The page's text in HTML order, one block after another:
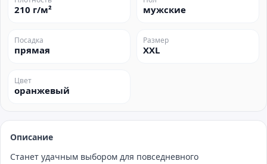
210 г/м² мужские
Посадка
прямая
Размер
XXL
Цвет
оранжевый
Описание
Станет удачным выбором для повседневного